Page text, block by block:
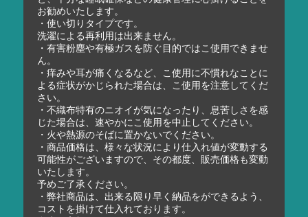
お勧めいたします。
・使い切りタイプです。
洗濯による再利用は出来ません。
・有害粉塵や有極ガスを防ぐ目的ではこ使用できませ
ん。
・痒みや耳が痛くなるなど、こ使用に不慣れなことに
よる症状がかじられた場合は、こ使用を注意してくだ
さい。
・不織布特有のニオイが気になったり、息苦しさを感
じた場合は、速やかにこ使用を中止してください。
・火や熱源のそばに置かないでください。
・商品価格は、様々な状況により仕入れ値が変動する
可能性がございますので、その都度、販売価格も変動
いたします。
予めご了承ください。
・弊社商品は、出来る限り早く納品をができるよう、
コストを掛けて仕入れております。